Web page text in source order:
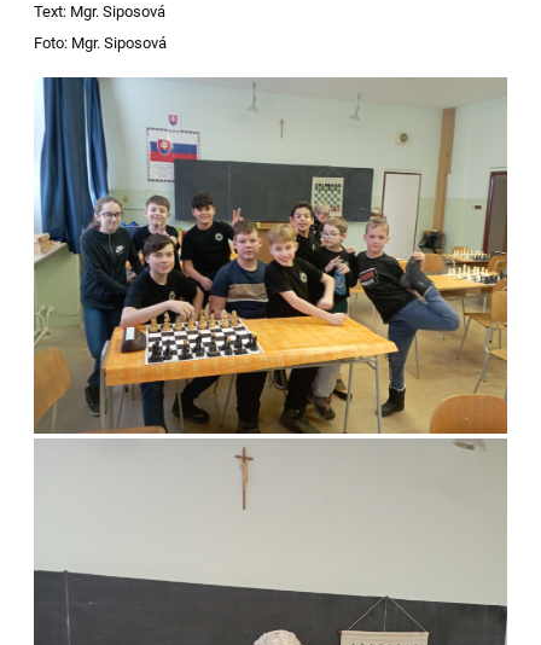
Text: Mgr. Siposová
Foto: Mgr. Siposová